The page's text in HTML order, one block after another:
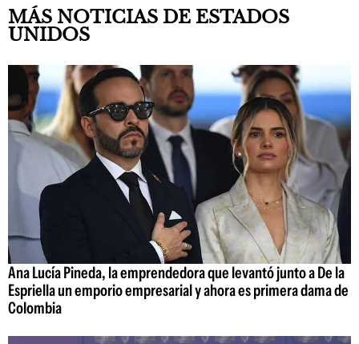
MÁS NOTICIAS DE ESTADOS
UNIDOS
Ana Lucía Pineda, la emprendedora que levantó junto a De la
Espriella un emporio empresarial y ahora es primera dama de
Colombia